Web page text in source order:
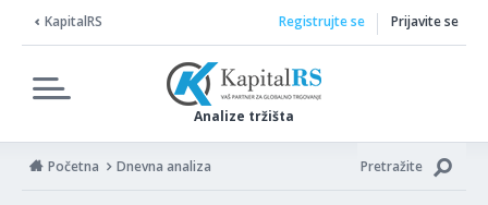
KapitalRS
Analize tržišta
Registrujte se Prijavite se
Početna Dnevna analiza Pretražite